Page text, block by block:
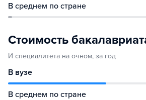
В среднем по стране
Стоимость
И специалитета на очном, за год
В вузе
В среднем по стране